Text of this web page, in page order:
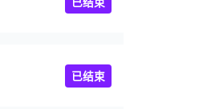
已结束